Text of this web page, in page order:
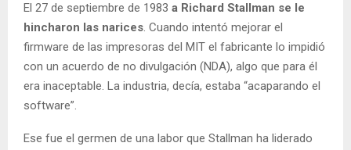
El 27 de septiembre de 1983 a Richard Stallman se le
hincharon las narices. Cuando intentó mejorar el
firmware de las impresoras del MIT el fabricante lo impidió
con un acuerdo de no divulgación (NDA), algo que para él
era inaceptable. La industria, decía, estaba “acaparando el
software”.
Ese fue el germen de una labor que Stallman ha liderado